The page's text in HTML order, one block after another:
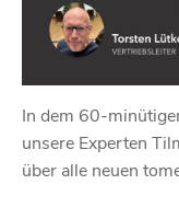
In dem 60-
unsere Experten
über alle neuen